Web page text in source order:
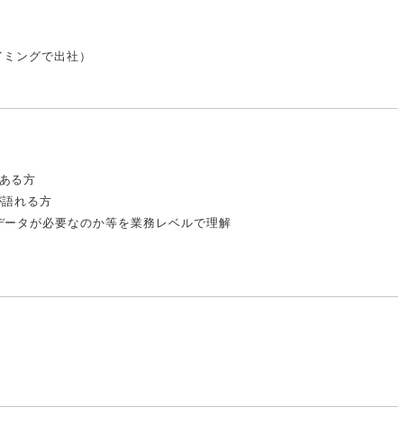
ングで出社）
る方
れる方
タが必要なのか等を業務レベルで理解